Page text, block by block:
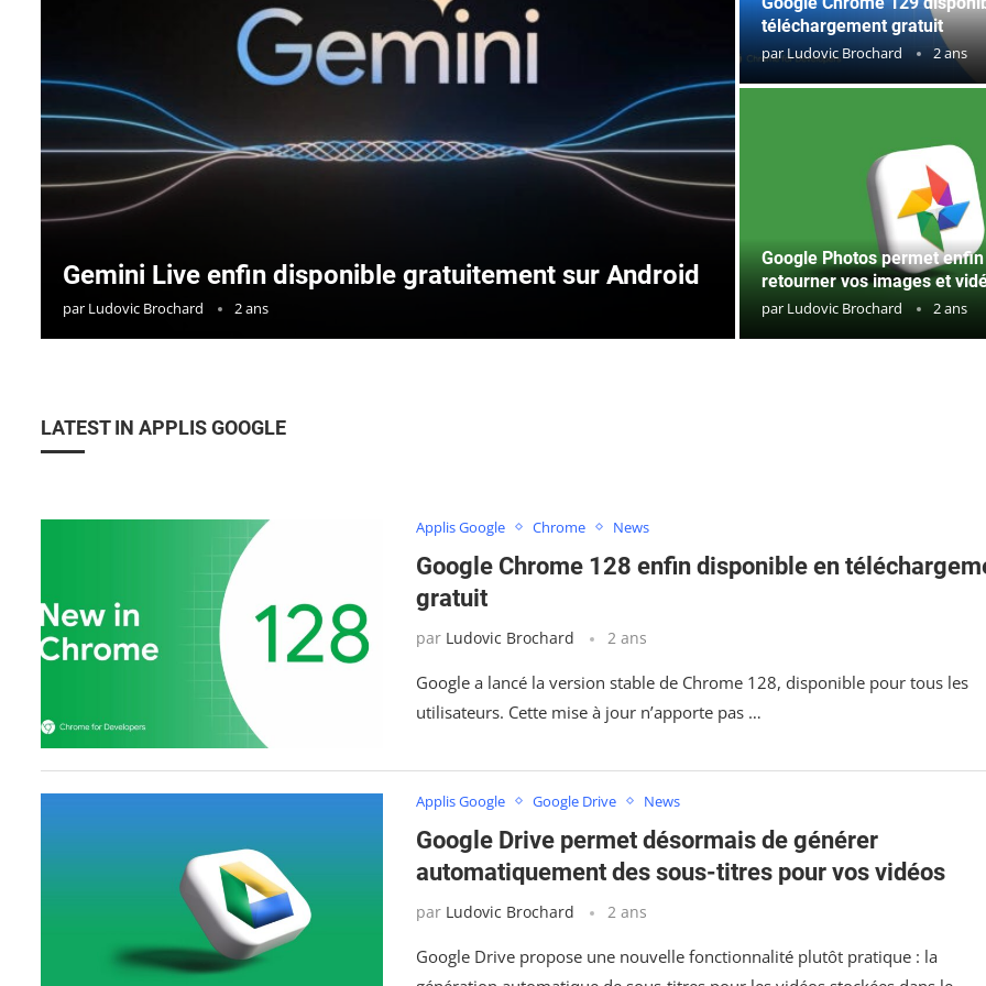
Gemini Live enfin disponible gratuitement sur Android
par Ludovic Brochard 2 ans
téléchargement gratuit
parLudovic Brochard 2 ans
Google Photos permet
retourner vos images et
par Ludovic Brochard 2 ans
LATEST IN APPLIS GOOGLE
Applis Google Chrome News
Google Chrome 128 enfin disponible en
gratuit
par Ludovic Brochard 2 ans
Google a lancé la version stable de Chrome 128, disponible pour tous les
utilisateurs. Cette mise à jour n’apporte pas …
Applis Google Google Drive News
Google Drive permet désormais de générer
automatiquement des sous-titres pour vos vidéos
par Ludovic Brochard 2 ans
Google Drive propose une nouvelle fonctionnalité plutôt pratique : la